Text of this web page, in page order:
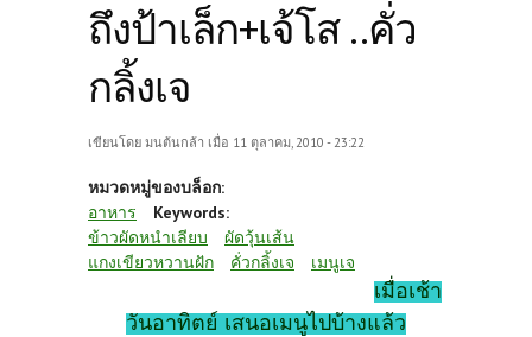
ถึงป้าเล็ก+เจ้โส ..คั่ว
กลิ้งเจ
เขียนโดย มนต้นกล้า เมื่อ 11 ตุลาคม, 2010 - 23:22
หมวดหมู่ของบล็อก:
อาหาร
Keywords:
ข้าวผัดหนำเลียบ
ผัดวุ้นเส้น
แกงเขียวหวานฝัก
คั่วกลิ้งเจ เมนูเจ
เมื่อเช้า
วันอาทิตย์ เสนอเมนูไปบ้างแล้ว